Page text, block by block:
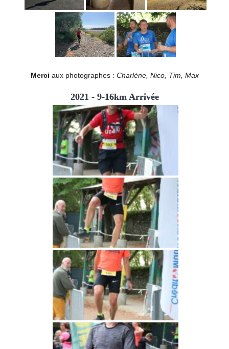
Merci aux photographes : Charlène, Nico, Tim, Max
2021 - 9-16km Arrivée